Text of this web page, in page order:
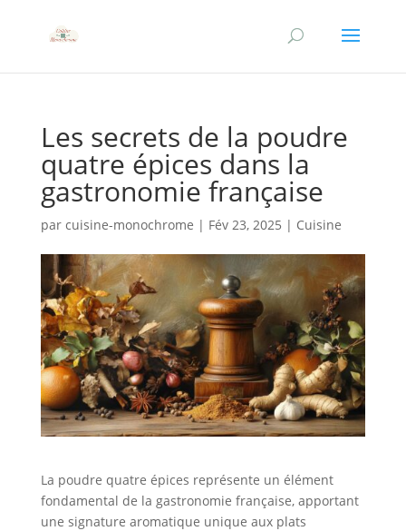
Les secrets de la poudre
quatre épices dans la
gastronomie française
par cuisine-monochrome | Fév 23, 2025 | Cuisine
La poudre quatre épices représente un élément
fondamental de la gastronomie française, apportant
une signature aromatique unique aux plats